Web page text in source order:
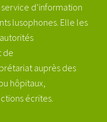
d’information
lusophones. Elle les
de
auprès des
hôpitaux,
écrites.